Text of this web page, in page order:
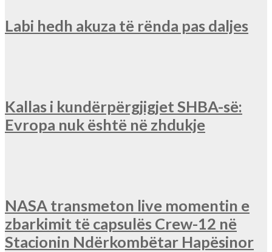
Labi hedh akuza të rënda pas daljes
Kallas i kundërpërgjigjet SHBA-së:
Evropa nuk është në zhdukje
NASA transmeton live momentin e
zbarkimit të capsulës Crew-12 në
Stacionin Ndërkombëtar Hapësinor